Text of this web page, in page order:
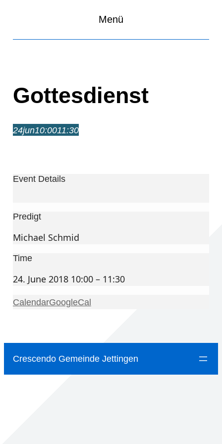
Menü
Gottesdienst
24jun10:0011:30
Event Details
Predigt
Michael Schmid
Time
24. June 2018 10:00 – 11:30
CalendarGoogleCal
Crescendo Gemeinde Jettingen